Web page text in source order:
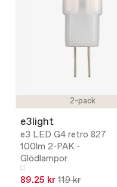
2-pack
e3light
e3 LED G4 retro 827
100lm 2-PAK -
Glödlampor
89.25 kr 119 kr